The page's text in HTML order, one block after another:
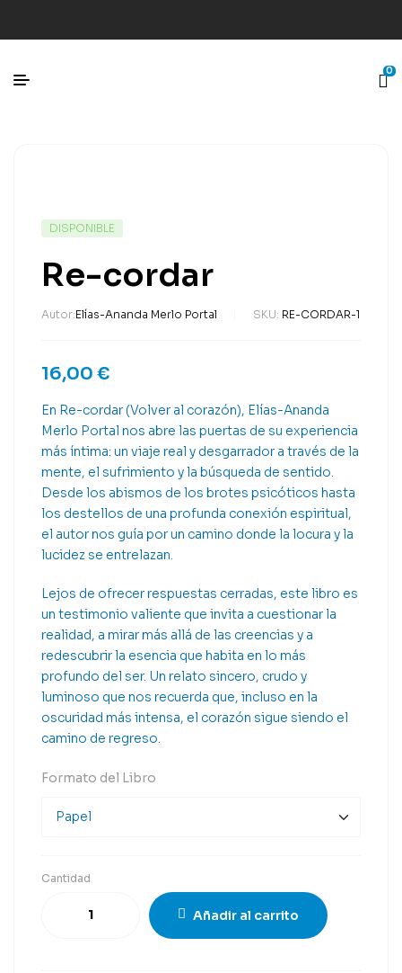
0
DISPONIBLE
Re-cordar
Autor:Elías-Ananda Merlo Portal SKU: RE-CORDAR-1
16,00 €
En Re-cordar (Volver al corazón), Elías-Ananda
Merlo Portal nos abre las puertas de su experiencia
más íntima: un viaje real y desgarrador a través de la
mente, el sufrimiento y la búsqueda de sentido.
Desde los abismos de los brotes psicóticos hasta
los destellos de una profunda conexión espiritual,
el autor nos guía por un camino donde la locura y la
lucidez se entrelazan.
Lejos de ofrecer respuestas cerradas, este libro es
un testimonio valiente que invita a cuestionar la
realidad, a mirar más allá de las creencias y a
redescubrir la esencia que habita en lo más
profundo del ser. Un relato sincero, crudo y
luminoso que nos recuerda que, incluso en la
oscuridad más intensa, el corazón sigue siendo el
camino de regreso.
Formato del Libro
Cantidad
Añadir al carrito